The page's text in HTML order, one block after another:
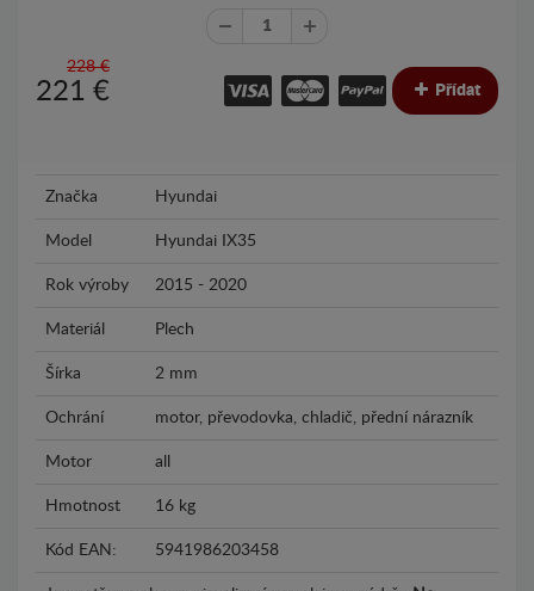
228 €
221 € Přídat
Značka Hyundai
Model Hyundai IX35
Rok výroby 2015 - 2020
Materiál Plech
Šírka 2 mm
Ochrání motor, převodovka, chladič, přední nárazník
Motor all
Hmotnost 16 kg
Kód EAN: 5941986203458